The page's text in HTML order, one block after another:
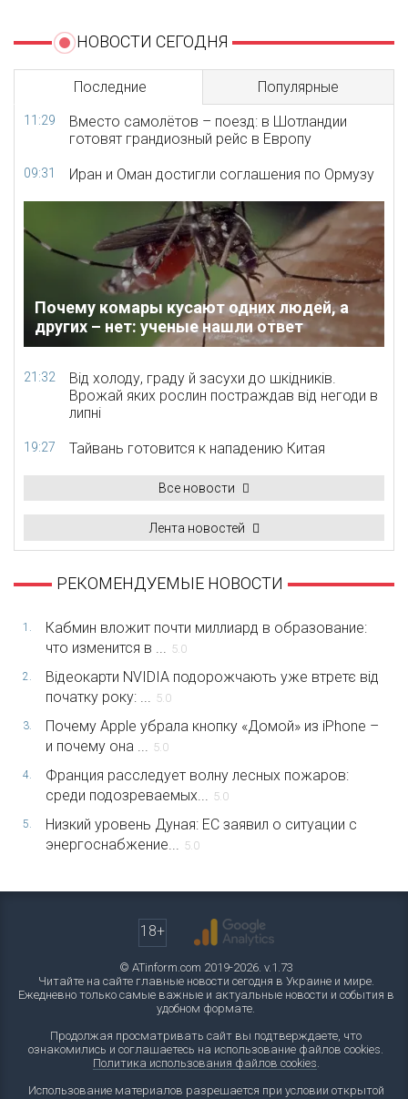
НОВОСТИ СЕГОДНЯ
Последние Популярные
11:29
Вместо самолётов – поезд: в Шотландии
готовят грандиозный рейс в Европу
09:31 Иран и Оман достигли соглашения по Ормузу
Почему комары кусают одних людей, а
других – нет: ученые нашли ответ
21:32
Від холоду, граду й засухи до шкідників.
Врожай яких рослин постраждав від негоди в
липні
19:27 Тайвань готовится к нападению Китая
Все новости
Лента новостей
РЕКОМЕНДУЕМЫЕ НОВОСТИ
1.
Кабмин вложит почти миллиард в образование:
что изменится в ...
5.0
2.
Відеокарти NVIDIA подорожчають уже втретє від
початку року: ...
5.0
3.
Почему Apple убрала кнопку «Домой» из iPhone –
и почему она ...
5.0
4.
Франция расследует волну лесных пожаров:
среди подозреваемых...
5.0
5.
Низкий уровень Дуная: ЕС заявил о ситуации с
энергоснабжение...
5.0
18+
© ATinform.com 2019-2026. v.1.73
Читайте на сайте главные новости сегодня в Украине и мире.
Ежедневно только самые важные и актуальные новости и события в
удобном формате.
Продолжая просматривать сайт вы подтверждаете, что
ознакомились и соглашаетесь на использование файлов cookies.
Политика использования файлов cookies
Использование материалов разрешается при условии открытой